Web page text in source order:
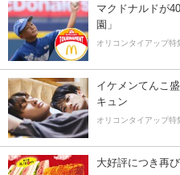
マクドナルドが
園」
オリコンタイアップ特
イケメンてんこ
キュン
オリコンタイアップ特
大好評につき再